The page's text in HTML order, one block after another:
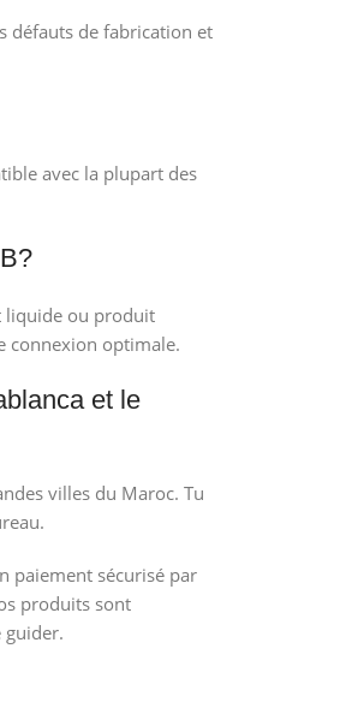
défauts de fabrication et
avec la plupart des
liquide ou produit
connexion optimale.
et le
villes du Maroc. Tu
paiement sécurisé par
produits sont
guider.